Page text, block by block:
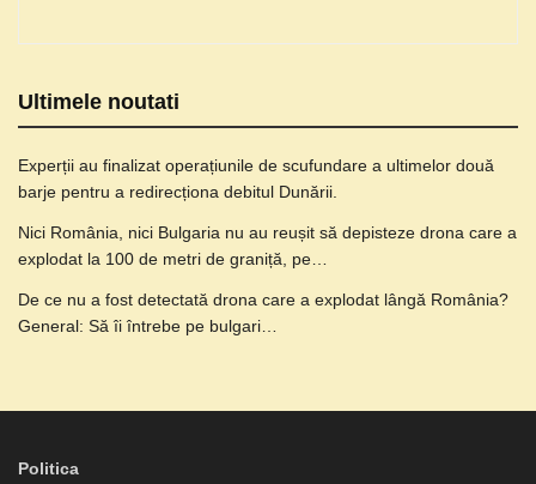
Ultimele noutati
Experții au finalizat operațiunile de scufundare a ultimelor două
barje pentru a redirecționa debitul Dunării.
Nici România, nici Bulgaria nu au reușit să depisteze drona care a
explodat la 100 de metri de graniță, pe…
De ce nu a fost detectată drona care a explodat lângă România?
General: Să îi întrebe pe bulgari…
Politica